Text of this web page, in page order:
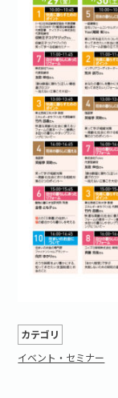
カテゴリ
イベント・セミナー